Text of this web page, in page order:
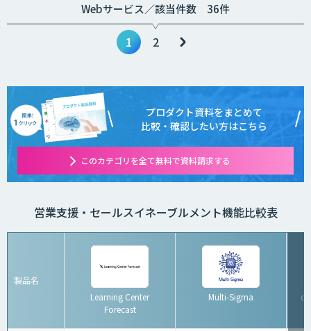
1 2
Webサービス／該当件数 36件
プロダクト資料をまとめて
比較・確認したい方はこちら
このカテゴリを全て無料で資料請求する
営業支援・セールスイネーブルメント機能比較表
製品名
Learning Center
Forecast
Multi-Sigma